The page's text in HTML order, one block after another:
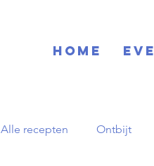
Home
Alle recepten Ontbijt